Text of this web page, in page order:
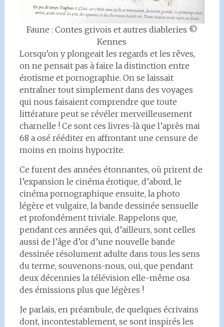
Faune : Contes grivois et autres diableries ©
Kennes
Lorsqu’on y plongeait les regards et les rêves,
on ne pensait pas à faire la distinction entre
érotisme et pornographie. On se laissait
entraîner tout simplement dans des voyages
qui nous faisaient comprendre que toute
littérature peut se révéler merveilleusement
charnelle ! Ce sont ces livres-là que l’après mai
68 a osé rééditer en affrontant une censure de
moins en moins hypocrite.
Ce furent des années étonnantes, où prirent de
l’expansion le cinéma érotique, d’abord, le
cinéma pornographique ensuite, la photo
légère et vulgaire, la bande dessinée sensuelle
et profondément triviale. Rappelons que,
pendant ces années qui, d’ailleurs, sont celles
aussi de l’âge d’or d’une nouvelle bande
dessinée résolument adulte dans tous les sens
du terme, souvenons-nous, oui, que pendant
deux décennies la télévision elle-même osa
des émissions plus que légères !
Je parlais, en préambule, de quelques écrivains
dont, incontestablement, se sont inspirés les